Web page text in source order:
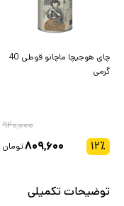
چای هوجیچا ماچانو قوطی 40
گرمی
۱۲٪
۹۲۰,۰۰۰
۸۰۹,۶۰۰تومان
توضیحات تکمیلی